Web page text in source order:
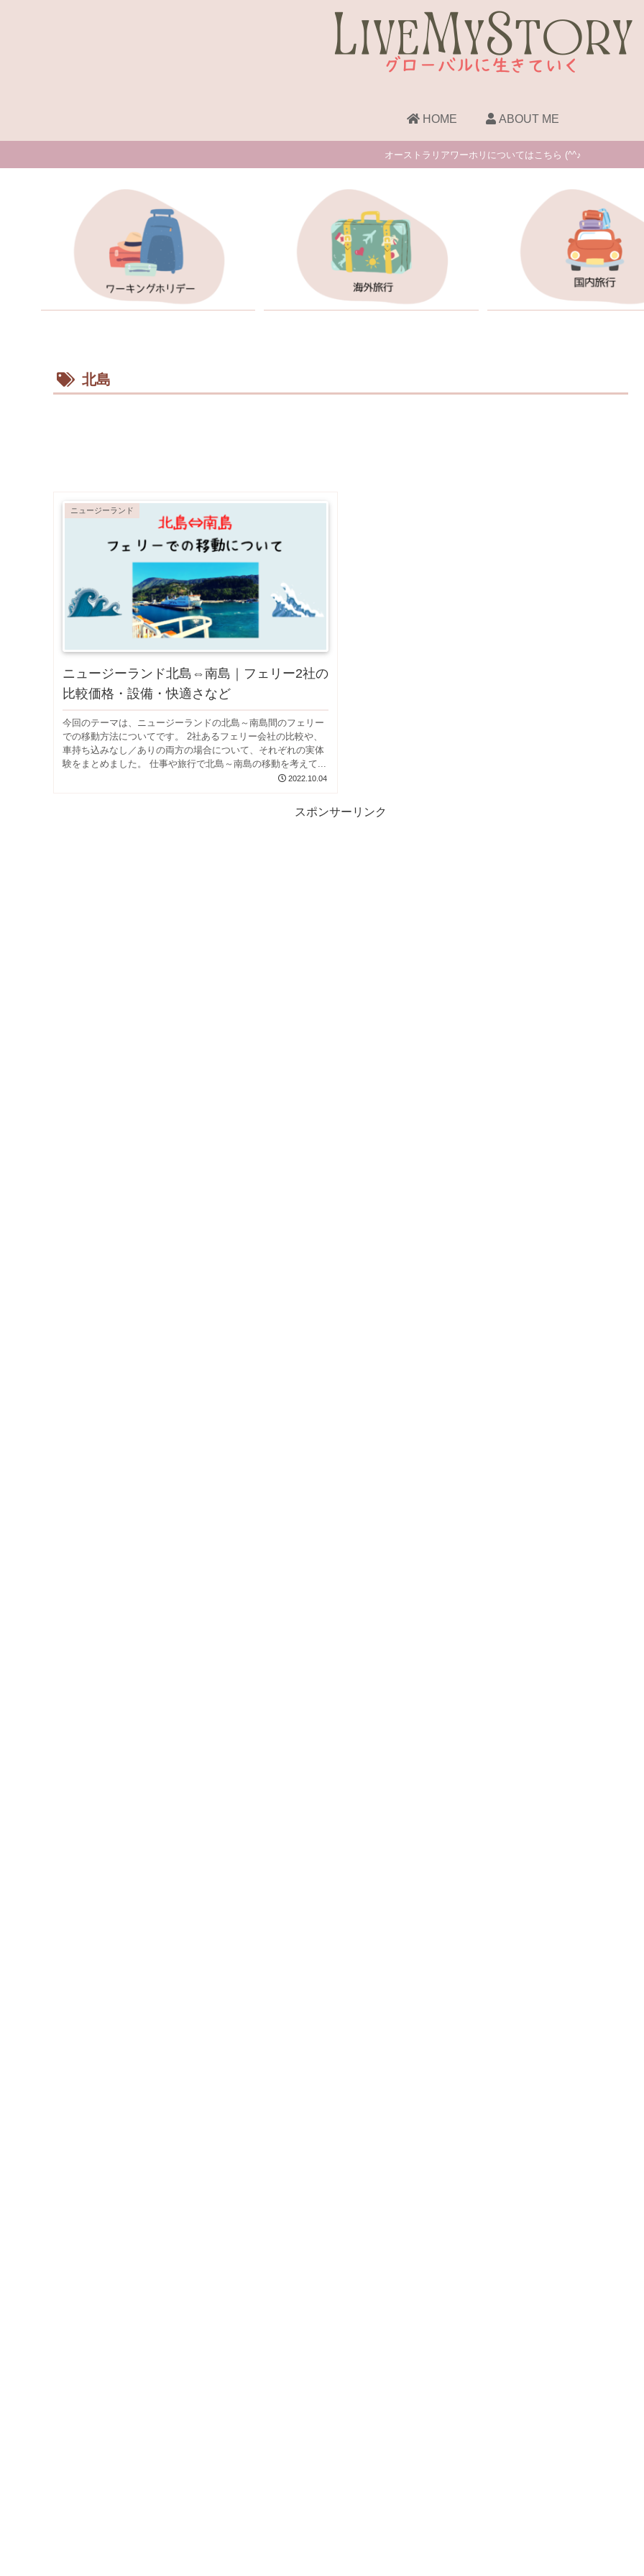
HOME ABOUT ME
オーストラリアワーホリについてはこちら (^^♪
北島
ニュージーランド
ニュージーランド北島⇔南島｜フェリー2社の
比較価格・設備・快適さなど
今回のテーマは、ニュージーランドの北島～南島間のフェリー
での移動方法についてです。 2社あるフェリー会社の比較や、
車持ち込みなし／ありの両方の場合について、それぞれの実体
験をまとめました。 仕事や旅行で北島～南島の移動を考えて...
2022.10.04
スポンサーリンク